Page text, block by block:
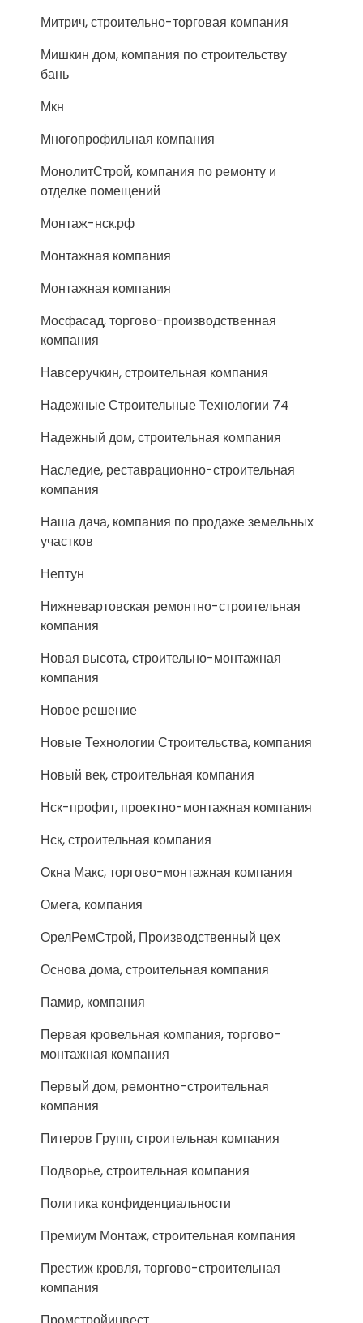
Митрич, строительно-торговая компания
Мишкин дом, компания по строительству
бань
Мкн
Многопрофильная компания
МонолитСтрой, компания по ремонту и
отделке помещений
Монтаж-нск.рф
Монтажная компания
Монтажная компания
Мосфасад, торгово-производственная
компания
Навсеручкин, строительная компания
Надежные Строительные Технологии 74
Надежный дом, строительная компания
Наследие, реставрационно-строительная
компания
Наша дача, компания по продаже земельных
участков
Нептун
Нижневартовская ремонтно-строительная
компания
Новая высота, строительно-монтажная
компания
Новое решение
Новые Технологии Строительства, компания
Новый век, строительная компания
Нск-профит, проектно-монтажная компания
Нск, строительная компания
Окна Макс, торгово-монтажная компания
Омега, компания
ОрелРемСтрой, Производственный цех
Основа дома, строительная компания
Памир, компания
Первая кровельная компания, торгово-
монтажная компания
Первый дом, ремонтно-строительная
компания
Питеров Групп, строительная компания
Подворье, строительная компания
Политика конфиденциальности
Премиум Монтаж, строительная компания
Престиж кровля, торгово-строительная
компания